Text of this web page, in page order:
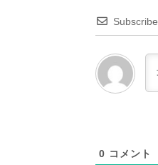
Subscribe
0 コメント